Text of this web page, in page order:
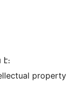
property